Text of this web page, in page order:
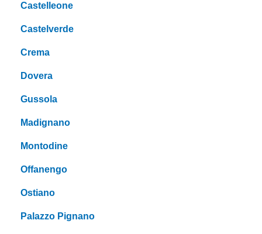
Castelleone
Castelverde
Crema
Dovera
Gussola
Madignano
Montodine
Offanengo
Ostiano
Palazzo Pignano